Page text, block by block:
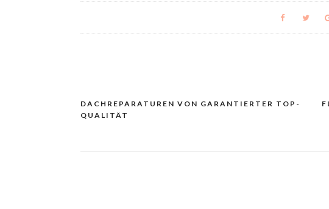
Navigacija
DACHREPARATUREN VON GARANTIERTER TOP-
QUALITÄT